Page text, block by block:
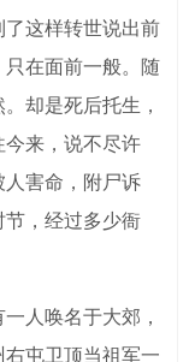
这样转世说出前
在面前一般。随
却是死后托生，
来，说不尽许
人害命，附尸诉
，经过多少衙
人唤名于大郊，
屯卫顶当祖军一